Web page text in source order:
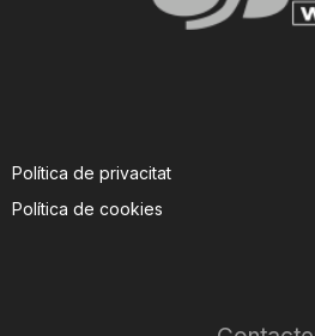
Política de privacitat
Política de cookies